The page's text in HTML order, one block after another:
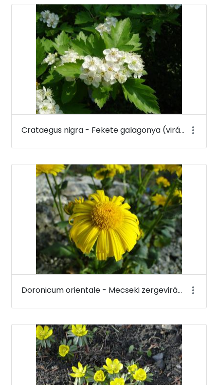
Crataegus nigra - Fekete galagonya (virága) - Budai Arborétum
Doronicum orientale - Mecseki zergevirág - Budai Arborétum